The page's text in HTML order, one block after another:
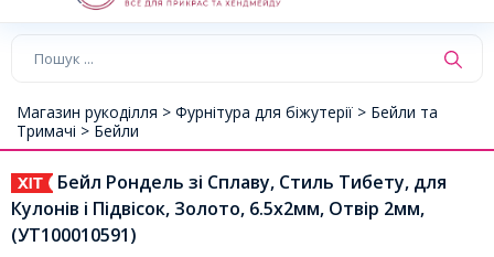
Магазин рукоділля > Фурнітура для біжутерії > Бейли та
Тримачі > Бейли
Бейл Рондель зі Сплаву, Стиль Тибету, для
Кулонів і Підвісок, Золото, 6.5х2мм, Отвір 2мм,
(УТ100010591)